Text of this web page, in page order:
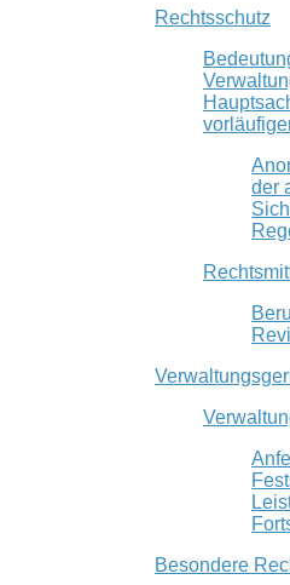
Rechtsschutz
der
Besondere